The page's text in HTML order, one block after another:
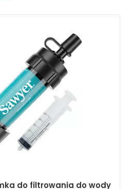
do filtrowania do wody